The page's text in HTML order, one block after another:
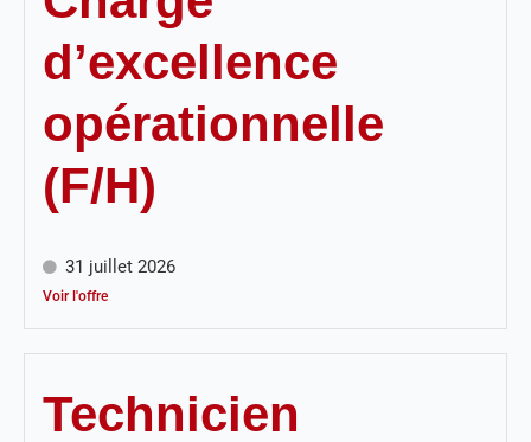
d’excellence
opérationnelle
(F/H)
31 juillet 2026
Voir l'offre
Technicien